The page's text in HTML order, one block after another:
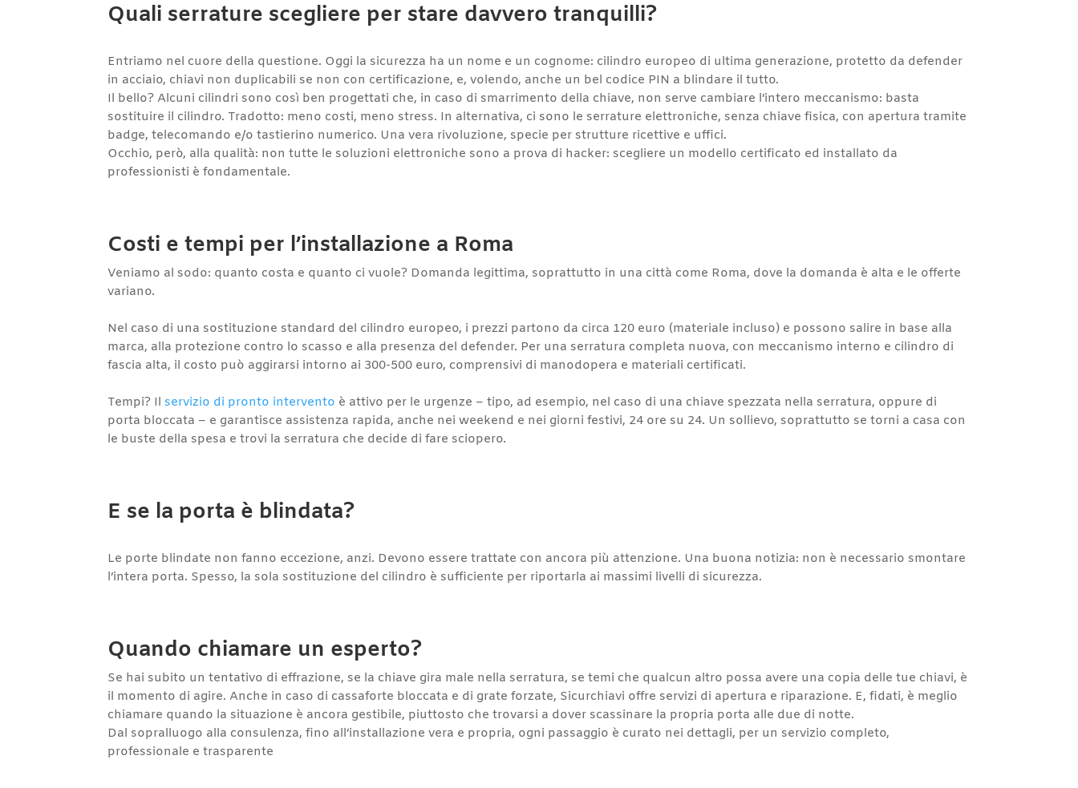
Quali serrature scegliere per stare davvero tranquilli?
Entriamo nel cuore della questione. Oggi la sicurezza ha un nome e un cognome: cilindro europeo di ultima generazione, protetto da defender
in acciaio, chiavi non duplicabili se non con certificazione, e, volendo, anche un bel codice PIN a blindare il tutto.
Il bello? Alcuni cilindri sono così ben progettati che, in caso di smarrimento della chiave, non serve cambiare l’intero meccanismo: basta
sostituire il cilindro. Tradotto: meno costi, meno stress. In alternativa, ci sono le serrature elettroniche, senza chiave fisica, con apertura tramite
badge, telecomando e/o tastierino numerico. Una vera rivoluzione, specie per strutture ricettive e uffici.
Occhio, però, alla qualità: non tutte le soluzioni elettroniche sono a prova di hacker: scegliere un modello certificato ed installato da
professionisti è fondamentale.
Costi e tempi per l’installazione a Roma
Veniamo al sodo: quanto costa e quanto ci vuole? Domanda legittima, soprattutto in una città come Roma, dove la domanda è alta e le offerte
variano.
Nel caso di una sostituzione standard del cilindro europeo, i prezzi partono da circa 120 euro (materiale incluso) e possono salire in base alla
marca, alla protezione contro lo scasso e alla presenza del defender. Per una serratura completa nuova, con meccanismo interno e cilindro di
fascia alta, il costo può aggirarsi intorno ai 300-500 euro, comprensivi di manodopera e materiali certificati.
Tempi? Ilservizio di pronto intervento è attivo per le urgenze – tipo, ad esempio, nel caso di una chiave spezzata nella serratura, oppure di
porta bloccata – e garantisce assistenza rapida, anche nei weekend e nei giorni festivi, 24 ore su 24. Un sollievo, soprattutto se torni a casa con
le buste della spesa e trovi la serratura che decide di fare sciopero.
E se la porta è blindata?
Le porte blindate non fanno eccezione, anzi. Devono essere trattate con ancora più attenzione. Una buona notizia: non è necessario smontare
l’intera porta. Spesso, la sola sostituzione del cilindro è sufficiente per riportarla ai massimi livelli di sicurezza.
Quando chiamare un esperto?
Se hai subito un tentativo di effrazione, se la chiave gira male nella serratura, se temi che qualcun altro possa avere una copia delle tue chiavi, è
il momento di agire. Anche in caso di cassaforte bloccata e di grate forzate, Sicurchiavi offre servizi di apertura e riparazione. E, fidati, è meglio
chiamare quando la situazione è ancora gestibile, piuttosto che trovarsi a dover scassinare la propria porta alle due di notte.
Dal sopralluogo alla consulenza, fino all’installazione vera e propria, ogni passaggio è curato nei dettagli, per un servizio completo,
professionale e trasparente